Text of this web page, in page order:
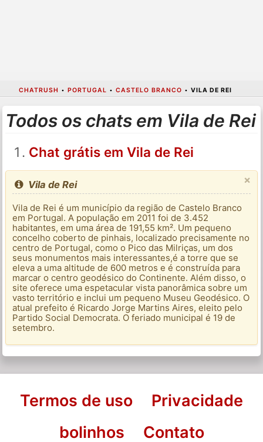
CHATRUSH • PORTUGAL • CASTELO BRANCO • VILA DE REI
Todos os chats em Vila de Rei
Chat grátis em Vila de Rei
×
Vila de Rei
Vila de Rei é um município da região de Castelo Branco
em Portugal. A população em 2011 foi de 3.452
habitantes, em uma área de 191,55 km². Um pequeno
concelho coberto de pinhais, localizado precisamente no
centro de Portugal, como o Pico das Milriças, um dos
seus monumentos mais interessantes,é a torre que se
eleva a uma altitude de 600 metros e é construída para
marcar o centro geodésico do Continente. Além disso, o
site oferece uma espetacular vista panorâmica sobre um
vasto território e inclui um pequeno Museu Geodésico. O
atual prefeito é Ricardo Jorge Martins Aires, eleito pelo
Partido Social Democrata. O feriado municipal é 19 de
setembro.
Termos de uso
Privacidade
bolinhos
Contato